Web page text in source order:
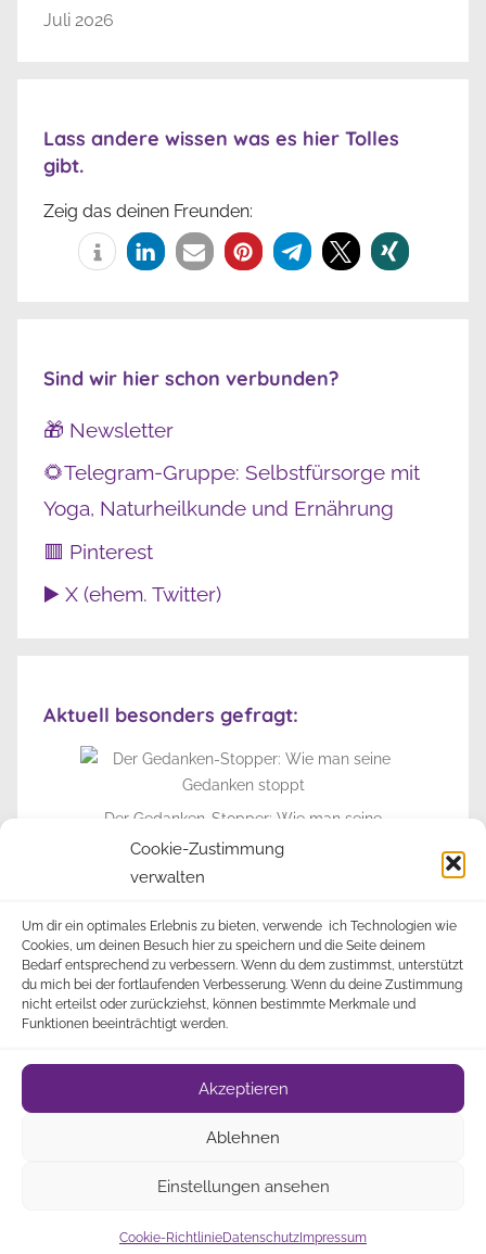
Cookie-Zustimmung
verwalten
Um dir ein optimales Erlebnis zu bieten, verwende ich Technologien wie
Cookies, um deinen Besuch hier zu speichern und die Seite deinem
Bedarf entsprechend zu verbessern. Wenn du dem zustimmst, unterstützt
du mich bei der fortlaufenden Verbesserung. Wenn du deine Zustimmung
nicht erteilst oder zurückziehst, können bestimmte Merkmale und
Funktionen beeinträchtigt werden.
Akzeptieren
Ablehnen
Einstellungen ansehen
Cookie-RichtlinieDatenschutz Impressum
Juli 2026
Lass andere wissen was es hier Tolles
gibt.
Zeig das deinen Freunden:
Sind wir hier schon verbunden?
🎁 Newsletter
🌻Telegram-Gruppe: Selbstfürsorge mit
Yoga, Naturheilkunde und Ernährung
🟥 Pinterest
▶️ X (ehem. Twitter)
Aktuell besonders gefragt:
Der Gedanken-Stopper: Wie man seine
Gedanken stoppt
► Zur Info-Seite
Datenschutz •
(EU)• © 2009-2023 Alle Rechte vorbehalten •Über
Newsletter
Mitgliederbereich mitDigiMember